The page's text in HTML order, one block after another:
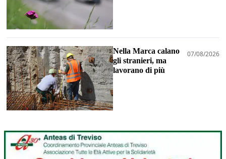
Nella Marca calano
gli stranieri, ma
lavorano di più
07/08/2026